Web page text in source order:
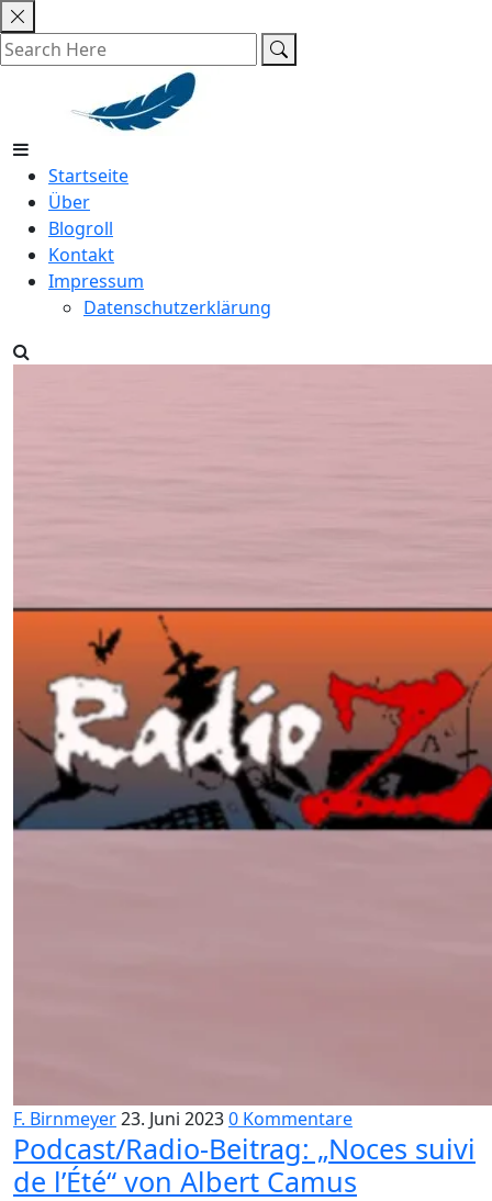
Skip
to
content
Startseite
Über
Blogroll
Kontakt
Impressum
Datenschutzerklärung
F. Birnmeyer23. Juni 20230 Kommentare
Podcast/Radio-Beitrag: „Noces suivi
de l’Été“ von Albert Camus